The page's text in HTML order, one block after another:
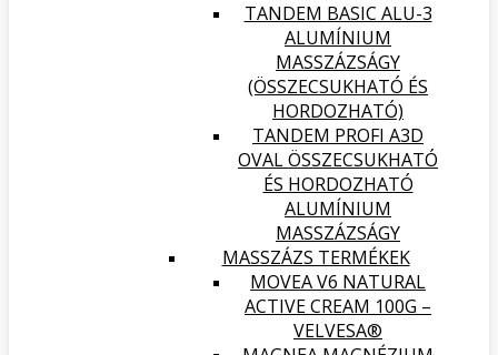
TANDEM BASIC ALU-3
ALUMÍNIUM
MASSZÁZSÁGY
(ÖSSZECSUKHATÓ ÉS
HORDOZHATÓ)
TANDEM PROFI A3D
OVAL ÖSSZECSUKHATÓ
ÉS HORDOZHATÓ
ALUMÍNIUM
MASSZÁZSÁGY
MASSZÁZS TERMÉKEK
MOVEA V6 NATURAL
ACTIVE CREAM 100G –
VELVESA®